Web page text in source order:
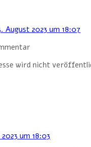
August 2023 um 18:07
wird nicht
um 18:03